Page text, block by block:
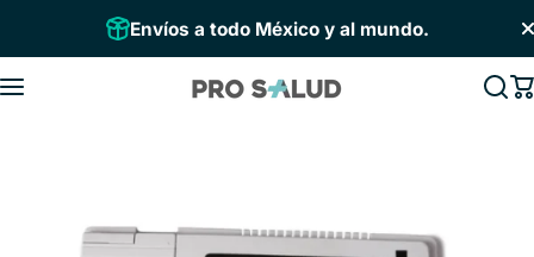
Saltar al contenido
Envíos a todo México y al mundo.